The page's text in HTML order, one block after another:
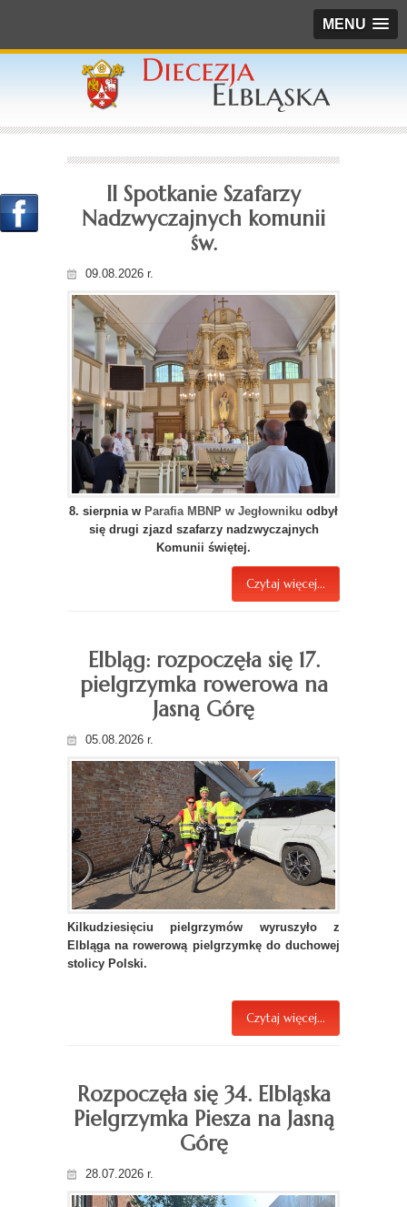
MENU
II Spotkanie Szafarzy
Nadzwyczajnych komunii
św.
09.08.2026 r.
8. sierpnia w Parafia MBNP w Jegłowniku odbył
się drugi zjazd szafarzy nadzwyczajnych
Komunii świętej.
Czytaj więcej...
Elbląg: rozpoczęła się 17.
pielgrzymka rowerowa na
Jasną Górę
05.08.2026 r.
Kilkudziesięciu pielgrzymów wyruszyło z
Elbląga na rowerową pielgrzymkę do duchowej
stolicy Polski.
Czytaj więcej...
Rozpoczęła się 34. Elbląska
Pielgrzymka Piesza na Jasną
Górę
28.07.2026 r.